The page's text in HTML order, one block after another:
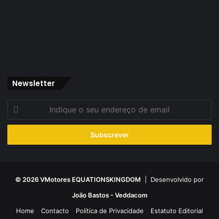
Newsletter
seu
de
© 2026 VMotores EQUATIONSKINGDOM | Desenvolvido por
João Bastos - Veddacom
Home
Contacto Política de Privacidade Estatuto Editorial